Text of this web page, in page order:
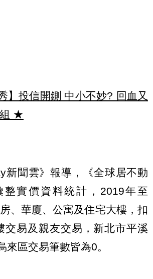
】投信開鍘 中小不妙? 回血又
★
新聞雲》報導，《全球居不動
整實價資料統計，2019年至
、華廈、公寓及住宅大樓，扣
交易及親友交易，新北市平溪
來區交易筆數皆為0。